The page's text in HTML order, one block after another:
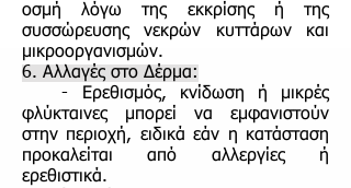
οσμή λόγω της εκκρίσης ή της
συσσώρευσης νεκρών κυττάρων και
μικροοργανισμών.
6. Αλλαγές στο Δέρμα:
- Ερεθισμός, κνίδωση ή μικρές
φλύκταινες μπορεί να εμφανιστούν
στην περιοχή, ειδικά εάν η κατάσταση
προκαλείται από αλλεργίες ή
ερεθιστικά.